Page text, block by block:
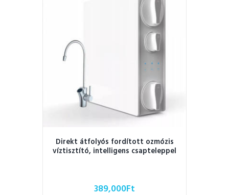
Direkt átfolyós fordított ozmózis
víztisztító, intelligens csapteleppel
389,000Ft